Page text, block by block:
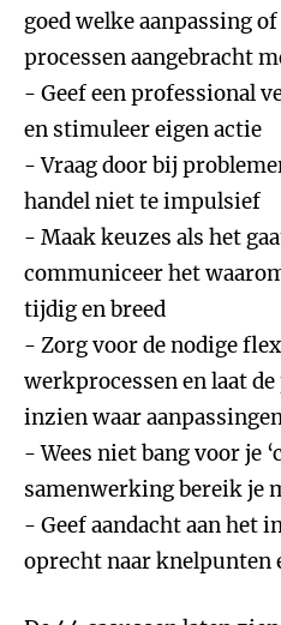
goed welke aanpassing
processen aangebracht
- Geef een professional
en stimuleer eigen actie
- Vraag door bij
handel niet te impulsief
- Maak keuzes als het
communiceer het
tijdig en breed
- Zorg voor de nodige
werkprocessen en laat
inzien waar
- Wees niet bang voor je
samenwerking bereik je
- Geef aandacht aan het
oprecht naar knelpunten